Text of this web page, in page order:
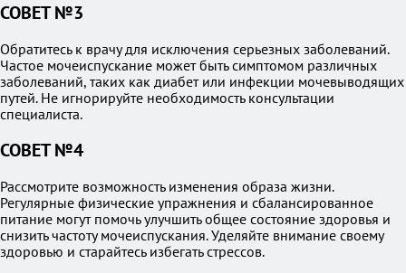
СОВЕТ №3
Обратитесь к врачу для исключения серьезных заболеваний.
Частое мочеиспускание может быть симптомом различных
заболеваний, таких как диабет или инфекции мочевыводящих
путей. Не игнорируйте необходимость консультации
специалиста.
СОВЕТ №4
Рассмотрите возможность изменения образа жизни.
Регулярные физические упражнения и сбалансированное
питание могут помочь улучшить общее состояние здоровья и
снизить частоту мочеиспускания. Уделяйте внимание своему
здоровью и старайтесь избегать стрессов.